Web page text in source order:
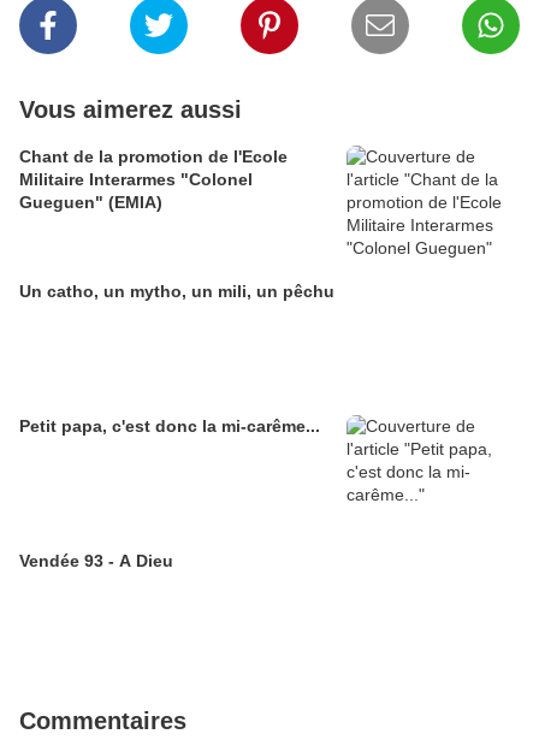
Vous aimerez aussi
Chant de la promotion de l'Ecole
Militaire Interarmes "Colonel
Gueguen" (EMIA)
Un catho, un mytho, un mili, un pêchu
Petit papa, c'est donc la mi-carême...
Vendée 93 - A Dieu
Commentaires